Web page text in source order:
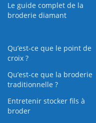
Le guide complet de la
broderie diamant
Qu’est-ce que le point de
croix ?
Qu’est-ce que la broderie
traditionnelle ?
Entretenir stocker fils à
broder